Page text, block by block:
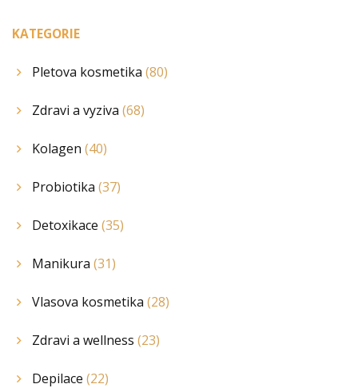
KATEGORIE
Pletova kosmetika (80)
Zdravi a vyziva (68)
Kolagen (40)
Probiotika (37)
Detoxikace (35)
Manikura (31)
Vlasova kosmetika (28)
Zdravi a wellness (23)
Depilace (22)